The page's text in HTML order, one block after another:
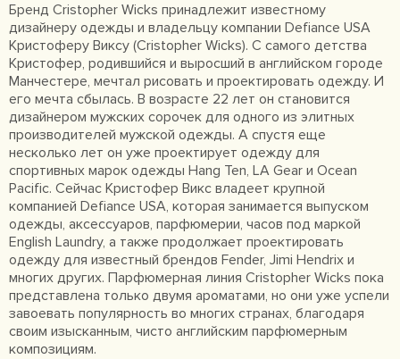
Бренд Cristopher Wicks принадлежит известному
дизайнеру одежды и владельцу компании Defiance USA
Кристоферу Виксу (Cristopher Wicks). С самого детства
Кристофер, родившийся и выросший в английском городе
Манчестере, мечтал рисовать и проектировать одежду. И
его мечта сбылась. В возрасте 22 лет он становится
дизайнером мужских сорочек для одного из элитных
производителей мужской одежды. А спустя еще
несколько лет он уже проектирует одежду для
спортивных марок одежды Hang Ten, LA Gear и Ocean
Pacific. Сейчас Кристофер Викс владеет крупной
компанией Defiance USA, которая занимается выпуском
одежды, аксессуаров, парфюмерии, часов под маркой
English Laundry, а также продолжает проектировать
одежду для известный брендов Fender, Jimi Hendrix и
многих других. Парфюмерная линия Cristopher Wicks пока
представлена только двумя ароматами, но они уже успели
завоевать популярность во многих странах, благодаря
своим изысканным, чисто английским парфюмерным
композициям.